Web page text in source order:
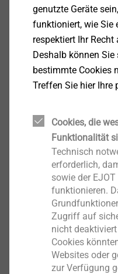
gestattet.
Eine Weitergabe
Umfang gestattet,
Unternehmens
zwingend
EJOT Gruppe
Weitergabe darf
verpflichtet, alle
Informationen auf
Es entsteht mit
umfasst,
unbeabsichtigte
genutzte Geräte
funktioniert, wie Sie
respektiert Ihr
Deshalb können
bestimmte Cookies
Treffen Sie hier Ihre
Cookies, die
Funktionalität
Technisch
erforderlich,
sowie der
funktionieren.
Zugriff auf
nicht
Cookies
Websites oder
zur Verfügung